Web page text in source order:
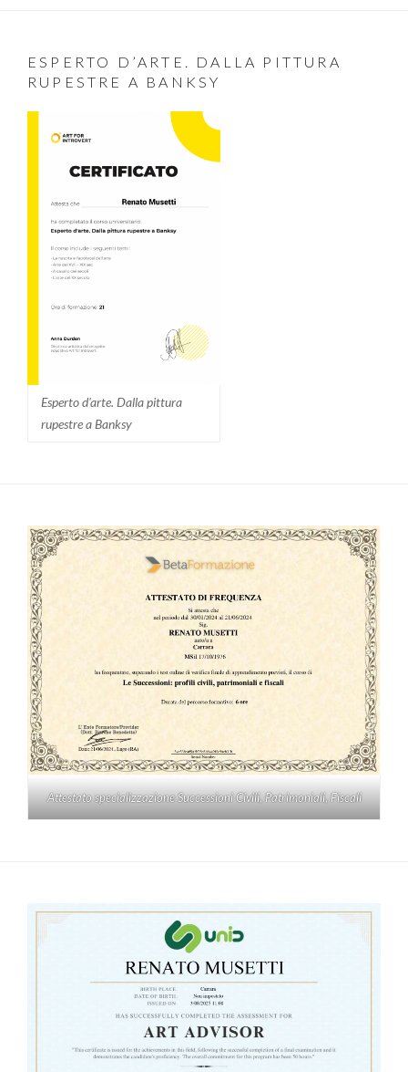
ESPERTO D’ARTE. DALLA PITTURA
RUPESTRE A BANKSY
Esperto d'arte. Dalla pittura
rupestre a Banksy
Attestato specializzazione Successioni Civili, Patrimoniali, Fiscali